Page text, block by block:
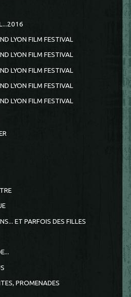
LYON FILM FESTIVAL
LYON FILM FESTIVAL
LYON FILM FESTIVAL
LYON FILM FESTIVAL
LYON FILM FESTIVAL
ET PARFOIS DES FILLES
PROMENADES